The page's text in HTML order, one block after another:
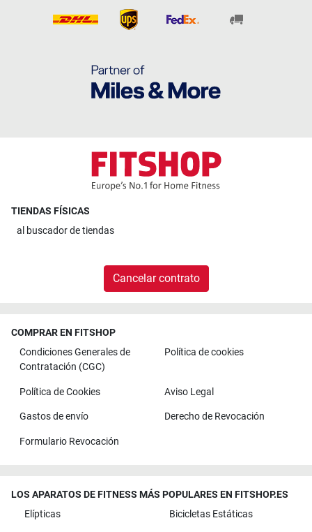
TIENDAS FÍSICAS
al buscador de tiendas
Cancelar contrato
COMPRAR EN FITSHOP
Condiciones Generales de
Contratación (CGC)
Política de cookies
Política de Cookies Aviso Legal
Gastos de envío Derecho de Revocación
Formulario Revocación
LOS APARATOS DE FITNESS MÁS POPULARES EN FITSHOP.ES
Elípticas
Bicicletas Estáticas